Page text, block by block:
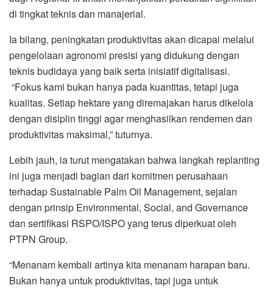
di tingkat teknis dan manajerial.
Ia bilang, peningkatan produktivitas akan dicapai melalui
pengelolaan agronomi presisi yang didukung dengan
teknis budidaya yang baik serta inisiatif digitalisasi.
“Fokus kami bukan hanya pada kuantitas, tetapi juga
kualitas. Setiap hektare yang diremajakan harus dikelola
dengan disiplin tinggi agar menghasilkan rendemen dan
produktivitas maksimal,” tuturnya.
Lebih jauh, ia turut mengatakan bahwa langkah replanting
ini juga menjadi bagian dari komitmen perusahaan
terhadap Sustainable Palm Oil Management, sejalan
dengan prinsip Environmental, Social, and Governance
dan sertifikasi RSPO/ISPO yang terus diperkuat oleh
PTPN Group.
“Menanam kembali artinya kita menanam harapan baru.
Bukan hanya untuk produktivitas, tapi juga untuk